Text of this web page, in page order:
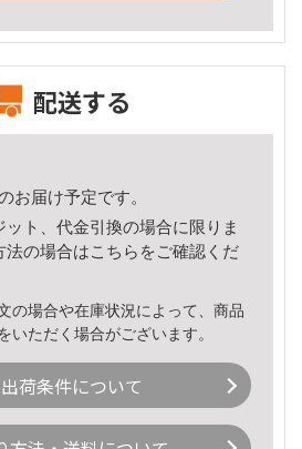
配送する
お届け予定です。
ト、代金引換の場合に限りま
法の場合はこちら をご確認くだ
の場合や在庫状況によって、商品
いただく場合がございます。
荷条件について